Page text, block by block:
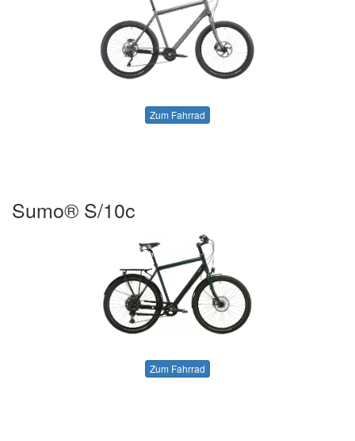
Zum Fahrrad
Sumo® S/10c
Zum Fahrrad